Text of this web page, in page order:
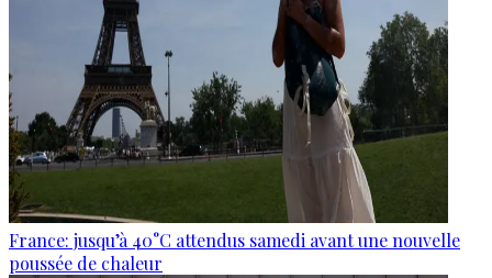
France: jusqu’à 40°C attendus samedi avant une nouvelle
poussée de chaleur